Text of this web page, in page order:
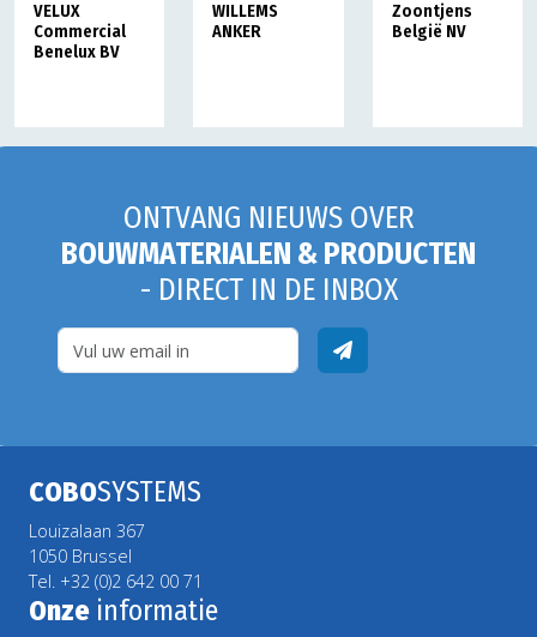
VELUX
Commercial
Benelux BV
WILLEMS
ANKER
Zoontjens
België NV
ONTVANG NIEUWS OVER
BOUWMATERIALEN & PRODUCTEN
- DIRECT IN DE INBOX
COBOSYSTEMS
Louizalaan 367
1050 Brussel
Tel. +32 (0)2 642 00 71
Onze informatie